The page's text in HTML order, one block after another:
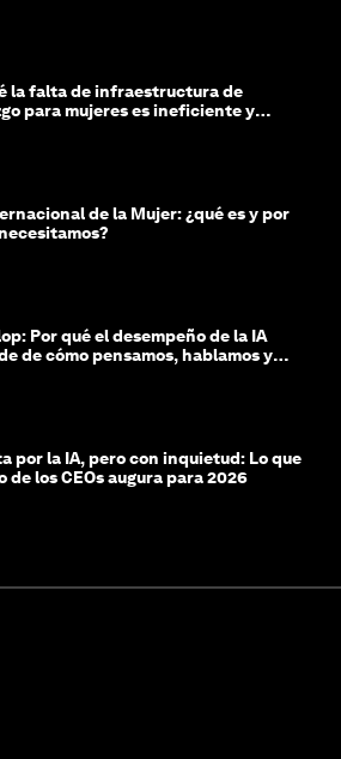
la falta de infraestructura de
para mujeres es ineficiente y
de la Mujer: ¿qué es y por
Por qué el desempeño de la IA
de cómo pensamos, hablamos y
por la IA, pero con inquietud: Lo que
de los CEOs augura para 2026